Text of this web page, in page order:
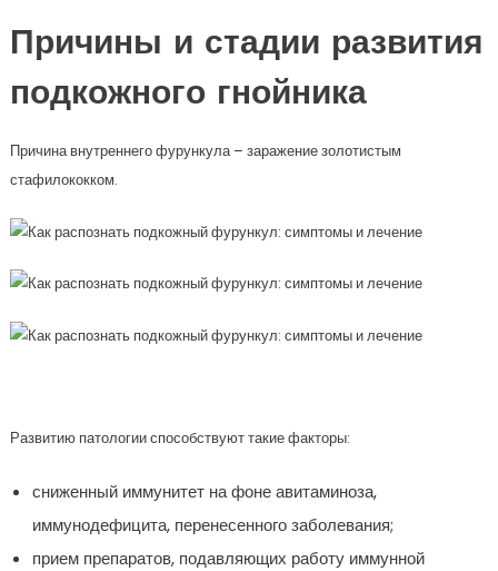
Причины и стадии развития
подкожного гнойника
Причина внутреннего фурункула – заражение золотистым
стафилококком.
Развитию патологии способствуют такие факторы:
сниженный иммунитет на фоне авитаминоза,
иммунодефицита, перенесенного заболевания;
прием препаратов, подавляющих работу иммунной